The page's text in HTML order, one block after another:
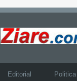
Editorial Politica